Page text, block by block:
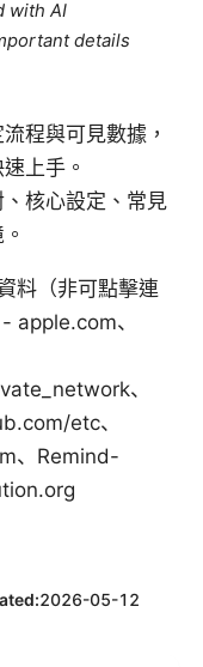
with AI
details
程與可見數據，
上手。
核心設定、常見
料（非可點擊連
apple.com、
、
etc、
、Remind-
2026-05-12